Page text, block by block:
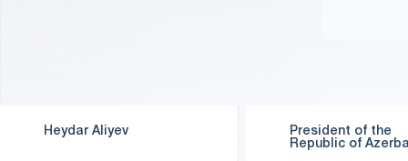
Heydar Aliyev
President of the
Republic of
...